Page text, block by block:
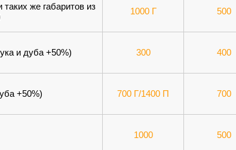
же габаритов из
1000 Г 500
и дуба +50%) 300 400
+50%) 700 Г/1400 П 700
1000 500